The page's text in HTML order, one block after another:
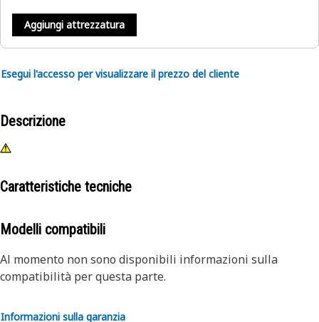
Aggiungi attrezzatura
Esegui l'accesso per visualizzare il prezzo del cliente
Descrizione
Caratteristiche tecniche
Modelli compatibili
Al momento non sono disponibili informazioni sulla
compatibilità per questa parte.
Informazioni sulla garanzia